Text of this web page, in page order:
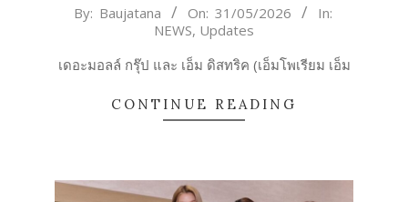
2026-
31
By: Baujatana On: 31/05/2026
In:
NEWS, Updates
เดอะมอลล์ กรุ๊ป และ เอ็ม ดิสทริค (เอ็มโพเรียม เอ็ม
CONTINUE READING